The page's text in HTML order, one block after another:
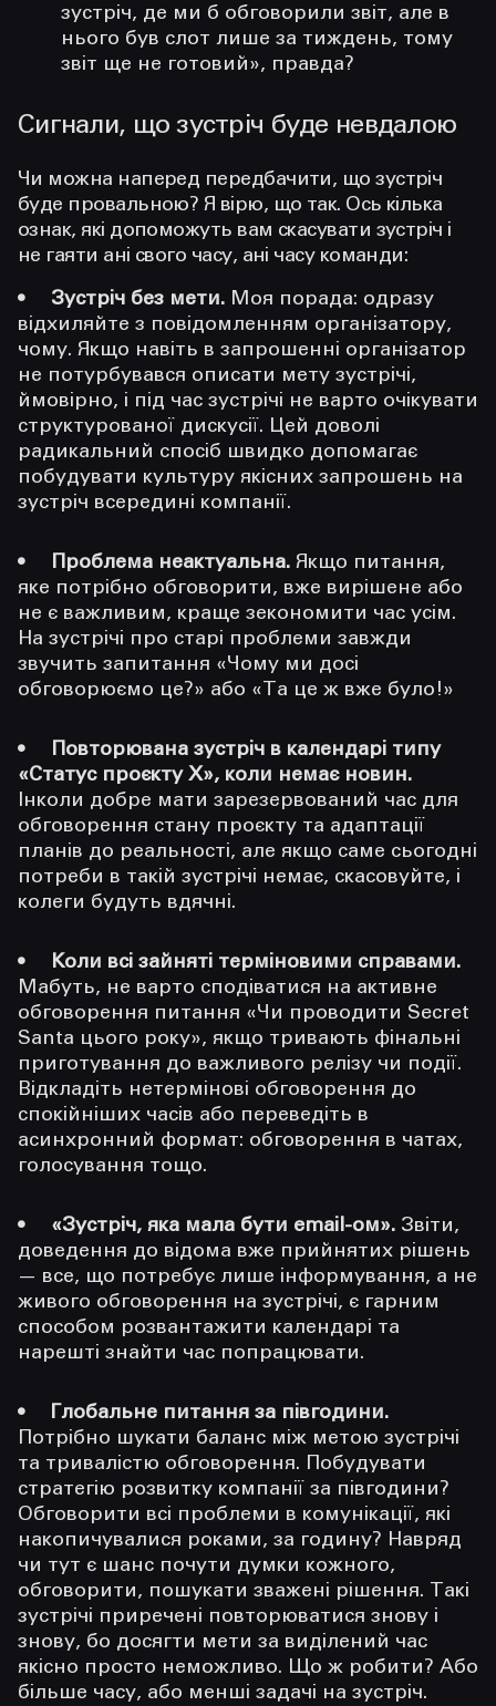
зустріч, де ми б обговорили звіт, але в
нього був слот лише за тиждень, тому
звіт ще не готовий», правда?
Сигнали, що зустріч буде невдалою
Чи можна наперед передбачити, що зустріч
буде провальною? Я вірю, що так. Ось кілька
ознак, які допоможуть вам скасувати зустріч і
не гаяти ані свого часу, ані часу команди:
Зустріч без мети. Моя порада: одразу
відхиляйте з повідомленням організатору,
чому. Якщо навіть в запрошенні організатор
не потурбувався описати мету зустрічі,
ймовірно, і під час зустрічі не варто очікувати
структурованої дискусії. Цей доволі
радикальний спосіб швидко допомагає
побудувати культуру якісних запрошень на
зустріч всередині компанії.
Проблема неактуальна. Якщо питання,
яке потрібно обговорити, вже вирішене або
не є важливим, краще зекономити час усім.
На зустрічі про старі проблеми завжди
звучить запитання «Чому ми досі
обговорюємо це?» або «Та це ж вже було!»
Повторювана зустріч в календарі типу
«Статус проєкту Х», коли немає новин.
Інколи добре мати зарезервований час для
обговорення стану проєкту та адаптації
планів до реальності, але якщо саме сьогодні
потреби в такій зустрічі немає, скасовуйте, і
колеги будуть вдячні.
Коли всі зайняті терміновими справами.
Мабуть, не варто сподіватися на активне
обговорення питання «Чи проводити Secret
Santa цього року», якщо тривають фінальні
приготування до важливого релізу чи події.
Відкладіть нетермінові обговорення до
спокійніших часів або переведіть в
асинхронний формат: обговорення в чатах,
голосування тощо.
«Зустріч, яка мала бути email-ом». Звіти,
доведення до відома вже прийнятих рішень
— все, що потребує лише інформування, а не
живого обговорення на зустрічі, є гарним
способом розвантажити календарі та
нарешті знайти час попрацювати.
Глобальне питання за півгодини.
Потрібно шукати баланс між метою зустрічі
та тривалістю обговорення. Побудувати
стратегію розвитку компанії за півгодини?
Обговорити всі проблеми в комунікації, які
накопичувалися роками, за годину? Навряд
чи тут є шанс почути думки кожного,
обговорити, пошукати зважені рішення. Такі
зустрічі приречені повторюватися знову і
знову, бо досягти мети за виділений час
якісно просто неможливо. Що ж робити? Або
більше часу, або менші задачі на зустріч.